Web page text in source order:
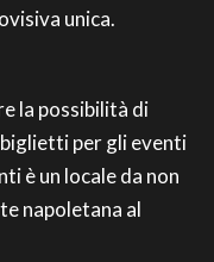
unica.
la possibilità di
per gli eventi
è un locale da non
napoletana al